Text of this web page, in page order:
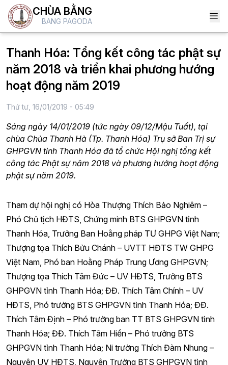
CHÙA BẰNG
BANG PAGODA
Thanh Hóa: Tổng kết công tác phật sự
năm 2018 và triển khai phương hướng
hoạt động năm 2019
Thứ tư, 16/01/2019 - 05:49
Sáng ngày 14/01/2019 (tức ngày 09/12/Mậu Tuất), tại
chùa Chùa Thanh Hà (Tp. Thanh Hóa) Trụ sở Ban Trị sự
GHPGVN tỉnh Thanh Hóa đã tổ chức Hội nghị tổng kết
công tác Phật sự năm 2018 và phương hướng hoạt động
phật sự năm 2019.
Tham dự hội nghị có Hòa Thượng Thích Bảo Nghiêm –
Phó Chủ tịch HĐTS, Chứng minh BTS GHPGVN tỉnh
Thanh Hóa, Trưởng Ban Hoằng pháp TƯ GHPG Việt Nam;
Thượng tọa Thích Bửu Chánh – UVTT HĐTS TW GHPG
Việt Nam, Phó ban Hoằng Pháp Trung Ương GHPGVN;
Thượng tọa Thích Tâm Đức – UV HĐTS, Trưởng BTS
GHPGVN tỉnh Thanh Hóa; ĐĐ. Thích Tâm Chính – UV
HĐTS, Phó trưởng BTS GHPGVN tỉnh Thanh Hóa; ĐĐ.
Thích Tâm Định – Phó trưởng ban TT BTS GHPGVN tỉnh
Thanh Hóa; ĐĐ. Thích Tâm Hiền – Phó trưởng BTS
GHPGVN tỉnh Thanh Hóa; Ni trưởng Thích Đàm Nhung –
Nguyên UV HĐTS, Nguyên Trưởng BTS GHPGVN tỉnh